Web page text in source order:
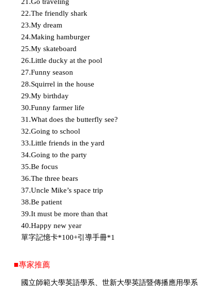
22.The friendly shark
23.My dream
24.Making hamburger
25.My skateboard
26.Little ducky at the pool
27.Funny season
28.Squirrel in the house
29.My birthday
30.Funny farmer life
31.What does the butterfly see?
32.Going to school
33.Little friends in the yard
34.Going to the party
35.Be focus
36.The three bears
37.Uncle Mike’s space trip
38.Be patient
39.It must be more than that
40.Happy new year
單字記憶卡*100+引導手冊*1
■專家推薦
國立師範大學英語學系、世新大學英語暨傳播應用學系